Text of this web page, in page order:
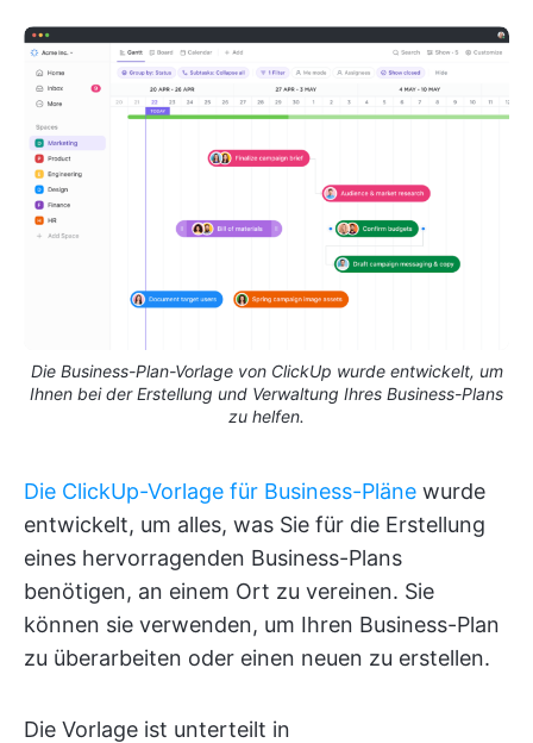
Die Business-Plan-Vorlage von ClickUp wurde entwickelt, um
Ihnen bei der Erstellung und Verwaltung Ihres Business-Plans
zu helfen.
Die ClickUp-Vorlage für Business-Pläne wurde
entwickelt, um alles, was Sie für die Erstellung
eines hervorragenden Business-Plans
benötigen, an einem Ort zu vereinen. Sie
können sie verwenden, um Ihren Business-Plan
zu überarbeiten oder einen neuen zu erstellen.
Die Vorlage ist unterteilt in